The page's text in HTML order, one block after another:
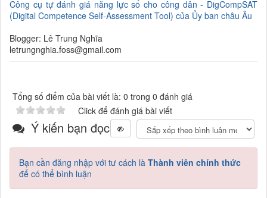
Công cụ tự đánh giá năng lực số cho công dân - DigCompSAT
(Digital Competence Self-Assessment Tool) của Ủy ban châu Âu
Blogger: Lê Trung Nghĩa
letrungnghia.foss@gmail.com
Tổng số điểm của bài viết là: 0 trong 0 đánh giá
Click để đánh giá bài viết
Ý kiến bạn đọc
Bạn cần đăng nhập với tư cách là Thành viên chính thức
để có thể bình luận